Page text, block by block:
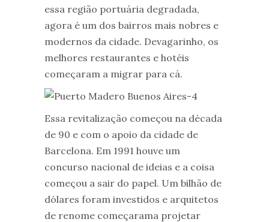
essa região portuária degradada,
agora é um dos bairros mais nobres e
modernos da cidade. Devagarinho, os
melhores restaurantes e hotéis
começaram a migrar para cá.
Essa revitalização começou na década
de 90 e com o apoio da cidade de
Barcelona. Em 1991 houve um
concurso nacional de ideias e a coisa
começou a sair do papel. Um bilhão de
dólares foram investidos e arquitetos
de renome começarama projetar